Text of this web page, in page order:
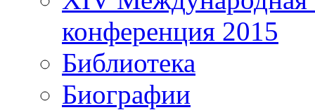
конференция 2015
Библиотека
Биографии